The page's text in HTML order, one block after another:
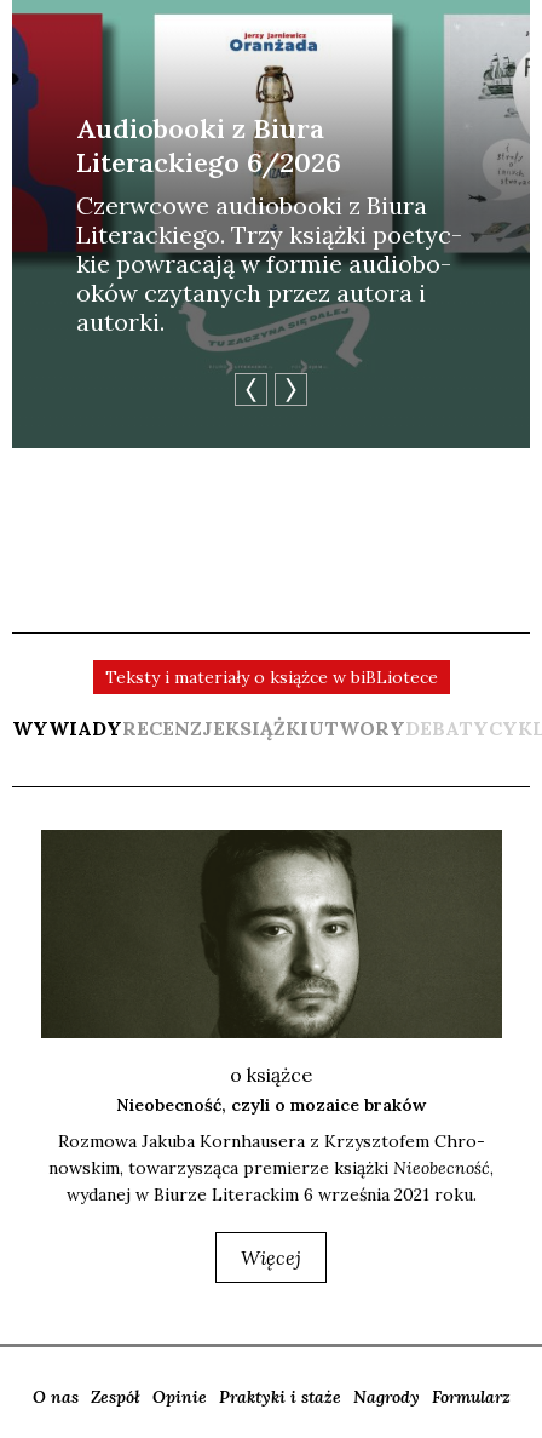
Audiobooki z Biura
Literackiego 6/2026
Czerw­co­we audio­bo­oki z Biu­ra
Lite­rac­kie­go. Trzy książ­ki poetyc­
kie powra­ca­ją w for­mie audio­bo­
oków czy­ta­nych przez auto­ra i
autor­ki.
Teksty i materiały o książce w biBLiotece
WYWIADYRECENZJEKSIĄŻKIUTWORYDEBATY
o książce
Nieobecność, czyli o mozaice braków
Roz­mo­wa Jaku­ba Korn­hau­se­ra z Krzysz­to­fem Chro­
now­skim, towa­rzy­szą­ca pre­mie­rze książ­ki Nie­obec­ność,
wyda­nej w Biu­rze Lite­rac­kim 6 wrze­śnia 2021 roku.
Więcej
O nas Zespół Opinie Praktyki i staże Nagrody Formularz